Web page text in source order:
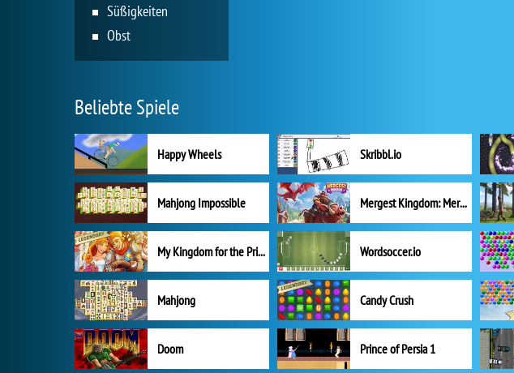
Süßigkeiten
Obst
Beliebte Spiele
Happy Wheels Skribbl.io
Mahjong Impossible Mergest Kingdom: Merge Puzzle
My Kingdom for the Princess Vollversion Wordsoccer.io
Mahjong Candy Crush
Doom Prince of Persia 1